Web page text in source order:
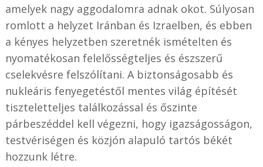
amelyek nagy aggodalomra adnak okot. Súlyosan
romlott a helyzet Iránban és Izraelben, és ebben
a kényes helyzetben szeretnék ismételten és
nyomatékosan felelősségteljes és észszerű
cselekvésre felszólítani. A biztonságosabb és
nukleáris fenyegetéstől mentes világ építését
tiszteletteljes találkozással és őszinte
párbeszéddel kell végezni, hogy igazságosságon,
testvériségen és közjón alapuló tartós békét
hozzunk létre.